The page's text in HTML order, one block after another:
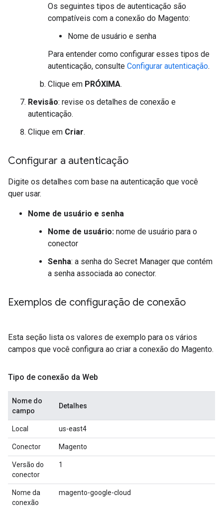
Os seguintes tipos de autenticação são
compatíveis com a conexão do Magento:
Nome de usuário e senha
Para entender como configurar esses tipos de
autenticação, consulte Configurar autenticação.
Clique em PRÓXIMA.
Revisão: revise os detalhes de conexão e
autenticação.
Clique em Criar.
Configurar a autenticação
Digite os detalhes com base na autenticação que você
quer usar.
Nome de usuário e senha
Nome de usuário: nome de usuário para o
conector
Senha: a senha do Secret Manager que contém
a senha associada ao conector.
Exemplos de configuração de conexão
Esta seção lista os valores de exemplo para os vários
campos que você configura ao criar a conexão do Magento.
Tipo de conexão da Web
Nome do
campo
Detalhes
Local us-east4
Conector Magento
Versão do
conector
1
Nome da
conexão
magento-google-cloud